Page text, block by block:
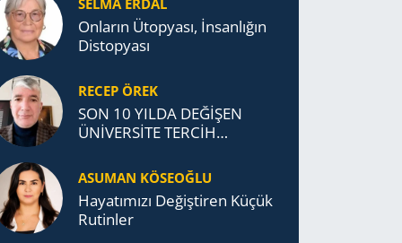
SELMA ERDAL
Onların Ütopyası, İnsanlığın
Distopyası
RECEP ÖREK
SON 10 YILDA DEĞİŞEN
ÜNİVERSİTE TERCİH
ASUMAN KÖSEOĞLU
Ha­ya­tı­mı­zı De­ğiş­ti­ren Küçük
Ru­tin­ler